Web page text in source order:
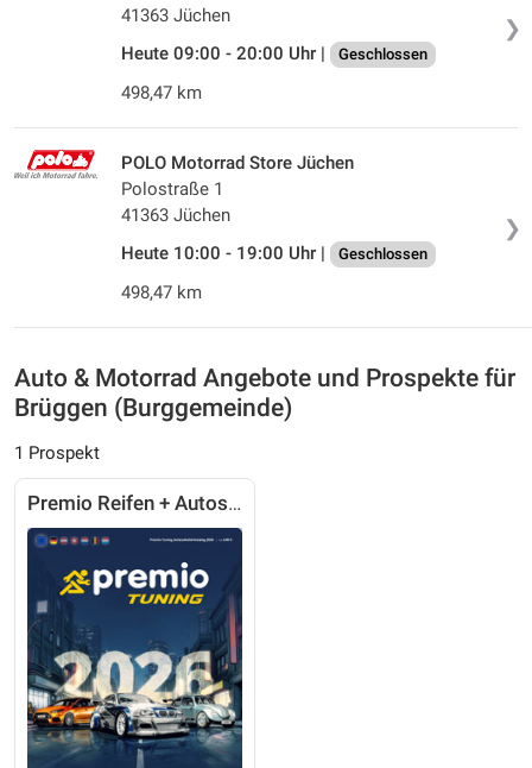
❯
41363 Jüchen
Heute 09:00 - 20:00 Uhr |
Geschlossen
498,47 km
❯
POLO Motorrad Store Jüchen
Polostraße 1
41363 Jüchen
Heute 10:00 - 19:00 Uhr |
Geschlossen
498,47 km
Auto & Motorrad Angebote und Prospekte für
Brüggen (Burggemeinde)
1 Prospekt
Premio Reifen + Autoservice